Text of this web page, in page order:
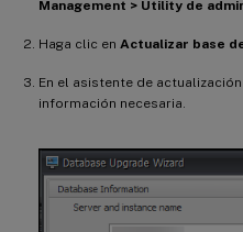
Management > Utility de
Haga clic en Actualizar base
En el asistente de
información necesaria.